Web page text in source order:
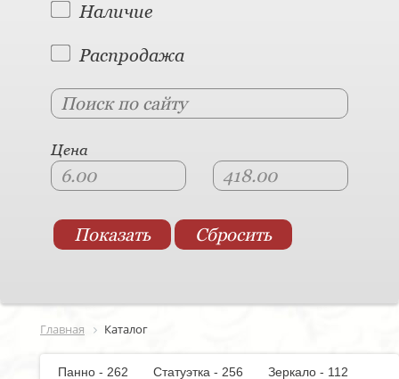
Наличие
Распродажа
Цена
Главная Каталог
Панно - 262 Статуэтка - 256
Зеркало - 112